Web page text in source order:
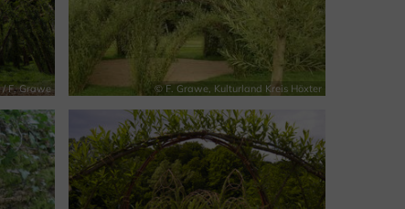
F. Grawe © F. Grawe, Kulturland Kreis Höxter